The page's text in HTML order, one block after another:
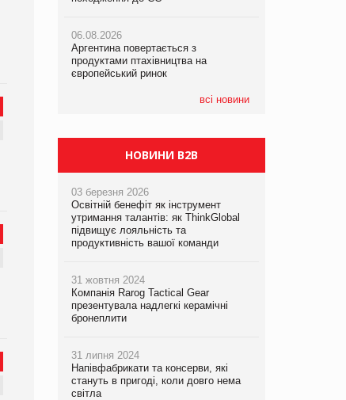
06.08.2026
Аргентина повертається з
продуктами птахівництва на
європейський ринок
всі новини
06.08.2026
Аргентина повертається з
продуктами птахівництва на
європейський ринок
06.08.2026
Аргентина повертається з
продуктами птахівництва на
європейський ринок
НОВИНИ B2B
03 березня 2026
Освітній бенефіт як інструмент
утримання талантів: як ThinkGlobal
підвищує лояльність та
продуктивність вашої команди
31 жовтня 2024
Компанія Rarog Tactical Gear
презентувала надлегкі керамічні
бронеплити
31 липня 2024
Напівфабрикати та консерви, які
стануть в пригоді, коли довго нема
світла